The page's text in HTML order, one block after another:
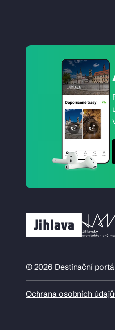
© 2026 Destinační
Ochrana osobních údajů